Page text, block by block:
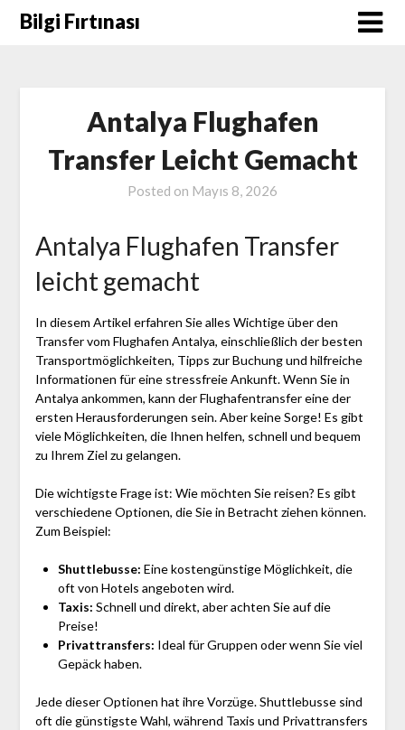
SkipBilgi Fırtınası
Antalya Flughafen
Transfer Leicht Gemacht
Posted on Mayıs 8, 2026
Antalya Flughafen Transfer
leicht gemacht
In diesem Artikel erfahren Sie alles Wichtige über den
Transfer vom Flughafen Antalya, einschließlich der besten
Transportmöglichkeiten, Tipps zur Buchung und hilfreiche
Informationen für eine stressfreie Ankunft. Wenn Sie in
Antalya ankommen, kann der Flughafentransfer eine der
ersten Herausforderungen sein. Aber keine Sorge! Es gibt
viele Möglichkeiten, die Ihnen helfen, schnell und bequem
zu Ihrem Ziel zu gelangen.
Die wichtigste Frage ist: Wie möchten Sie reisen? Es gibt
verschiedene Optionen, die Sie in Betracht ziehen können.
Zum Beispiel:
Shuttlebusse: Eine kostengünstige Möglichkeit, die
oft von Hotels angeboten wird.
Taxis: Schnell und direkt, aber achten Sie auf die
Preise!
Privattransfers: Ideal für Gruppen oder wenn Sie viel
Gepäck haben.
Jede dieser Optionen hat ihre Vorzüge. Shuttlebusse sind
oft die günstigste Wahl, während Taxis und Privattransfers